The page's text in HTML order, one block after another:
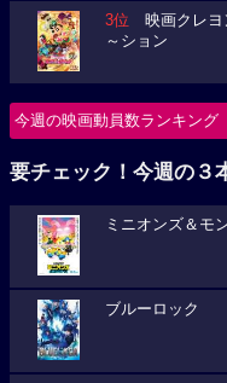
3位 映画クレヨ
～ション
今週の映画動員数ランキング
要チェック！今週の３
ミニオンズ＆モ
ブルーロック